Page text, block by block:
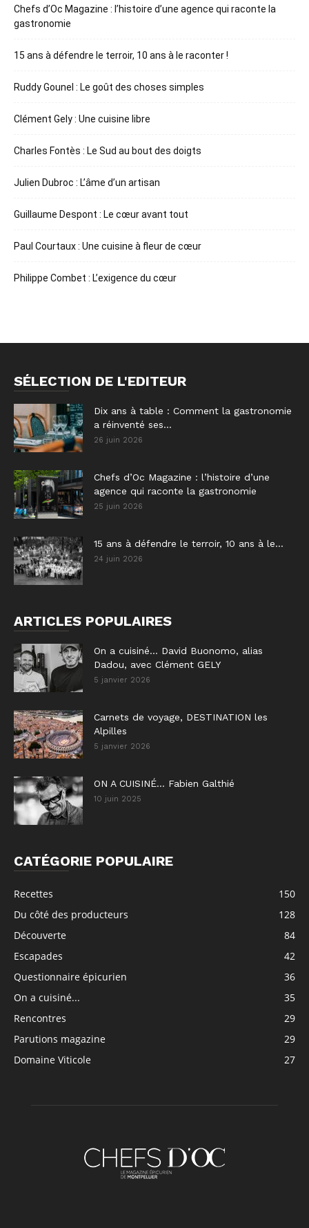
Chefs d’Oc Magazine : l’histoire d’une agence qui raconte la
gastronomie
15 ans à défendre le terroir, 10 ans à le raconter !
Ruddy Gounel : Le goût des choses simples
Clément Gely : Une cuisine libre
Charles Fontès : Le Sud au bout des doigts
Julien Dubroc : L’âme d’un artisan
Guillaume Despont : Le cœur avant tout
Paul Courtaux : Une cuisine à fleur de cœur
Philippe Combet : L’exigence du cœur
SÉLECTION DE L'EDITEUR
Dix ans à table : Comment la gastronomie
a réinventé ses...
26 juin 2026
Chefs d’Oc Magazine : l’histoire d’une
agence qui raconte la gastronomie
25 juin 2026
15 ans à défendre le terroir, 10 ans à le...
24 juin 2026
ARTICLES POPULAIRES
On a cuisiné… David Buonomo, alias
Dadou, avec Clément GELY
5 janvier 2026
Carnets de voyage, DESTINATION les
Alpilles
5 janvier 2026
ON A CUISINÉ… Fabien Galthié
10 juin 2025
CATÉGORIE POPULAIRE
Recettes
150
Du côté des producteurs
128
Découverte
84
Escapades
42
Questionnaire épicurien
36
On a cuisiné...
35
Rencontres
29
Parutions magazine
29
Domaine Viticole
27